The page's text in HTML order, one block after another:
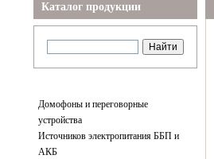
Каталог продукции
Домофоны и переговорные
устройства
Источников электропитания ББП и
АКБ